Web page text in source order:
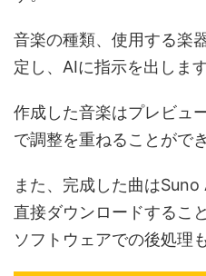
音楽の種類、使用する楽
定し、AIに指示を出します
作成した音楽はプレビュ
で調整を重ねることがで
また、完成した曲は
直接ダウンロードするこ
ソフトウェアでの後処理